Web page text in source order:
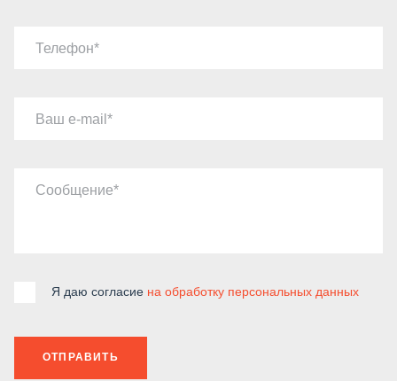
Телефон
Ваш e-mail
Сообщение
Я даю согласие на обработку персональных данных
ОТПРАВИТЬ